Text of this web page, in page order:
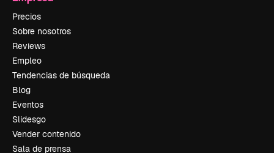
Precios
Sobre nosotros
Reviews
Empleo
Tendencias de búsqueda
Blog
Eventos
Slidesgo
Vender contenido
Sala de prensa